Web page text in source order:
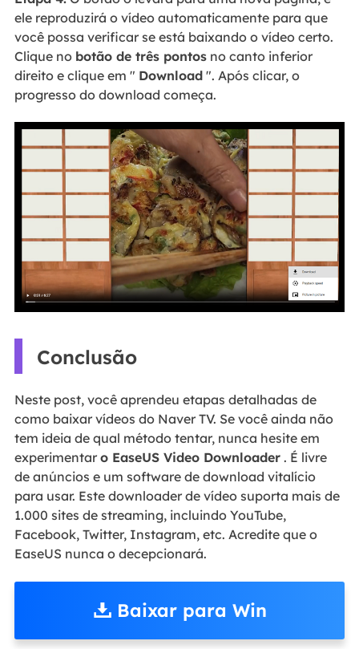
ele reproduzirá o vídeo automaticamente para que
você possa verificar se está baixando o vídeo certo.
Clique no botão de três pontosno canto inferior
direito e clique em " Download". Após clicar, o
progresso do download começa.
Conclusão
Neste post, você aprendeu etapas detalhadas de
como baixar vídeos do Naver TV. Se você ainda não
tem ideia de qual método tentar, nunca hesite em
experimentar o EaseUS Video Downloader. É livre
de anúncios e um software de download vitalício
para usar. Este downloader de vídeo suporta mais de
1.000 sites de streaming, incluindo YouTube,
Facebook, Twitter, Instagram, etc. Acredite que o
EaseUS nunca o decepcionará.
Baixar para Win